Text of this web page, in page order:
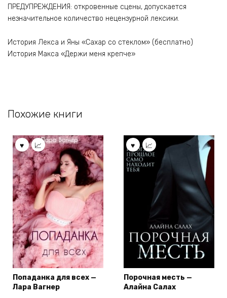
ПРЕДУПРЕЖДЕНИЯ: откровенные сцены, допускается
незначительное количество нецензурной лексики.
История Лекса и Яны «Сахар со стеклом» (бесплатно)
История Макса «Держи меня крепче»
Похожие книги
Попаданка для всех —
Лара Вагнер
Порочная месть —
Алайна Салах